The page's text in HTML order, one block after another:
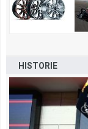
HISTORIE